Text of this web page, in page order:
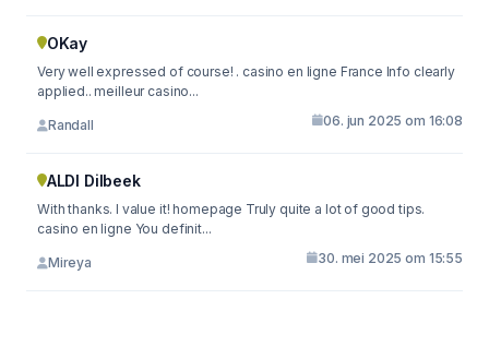
OKay
Very well expressed of course! . casino en ligne France Info clearly
applied.. meilleur casino...
Randall 06. jun 2025 om 16:08
ALDI Dilbeek
With thanks. I value it! homepage Truly quite a lot of good tips.
casino en ligne You definit...
Mireya 30. mei 2025 om 15:55